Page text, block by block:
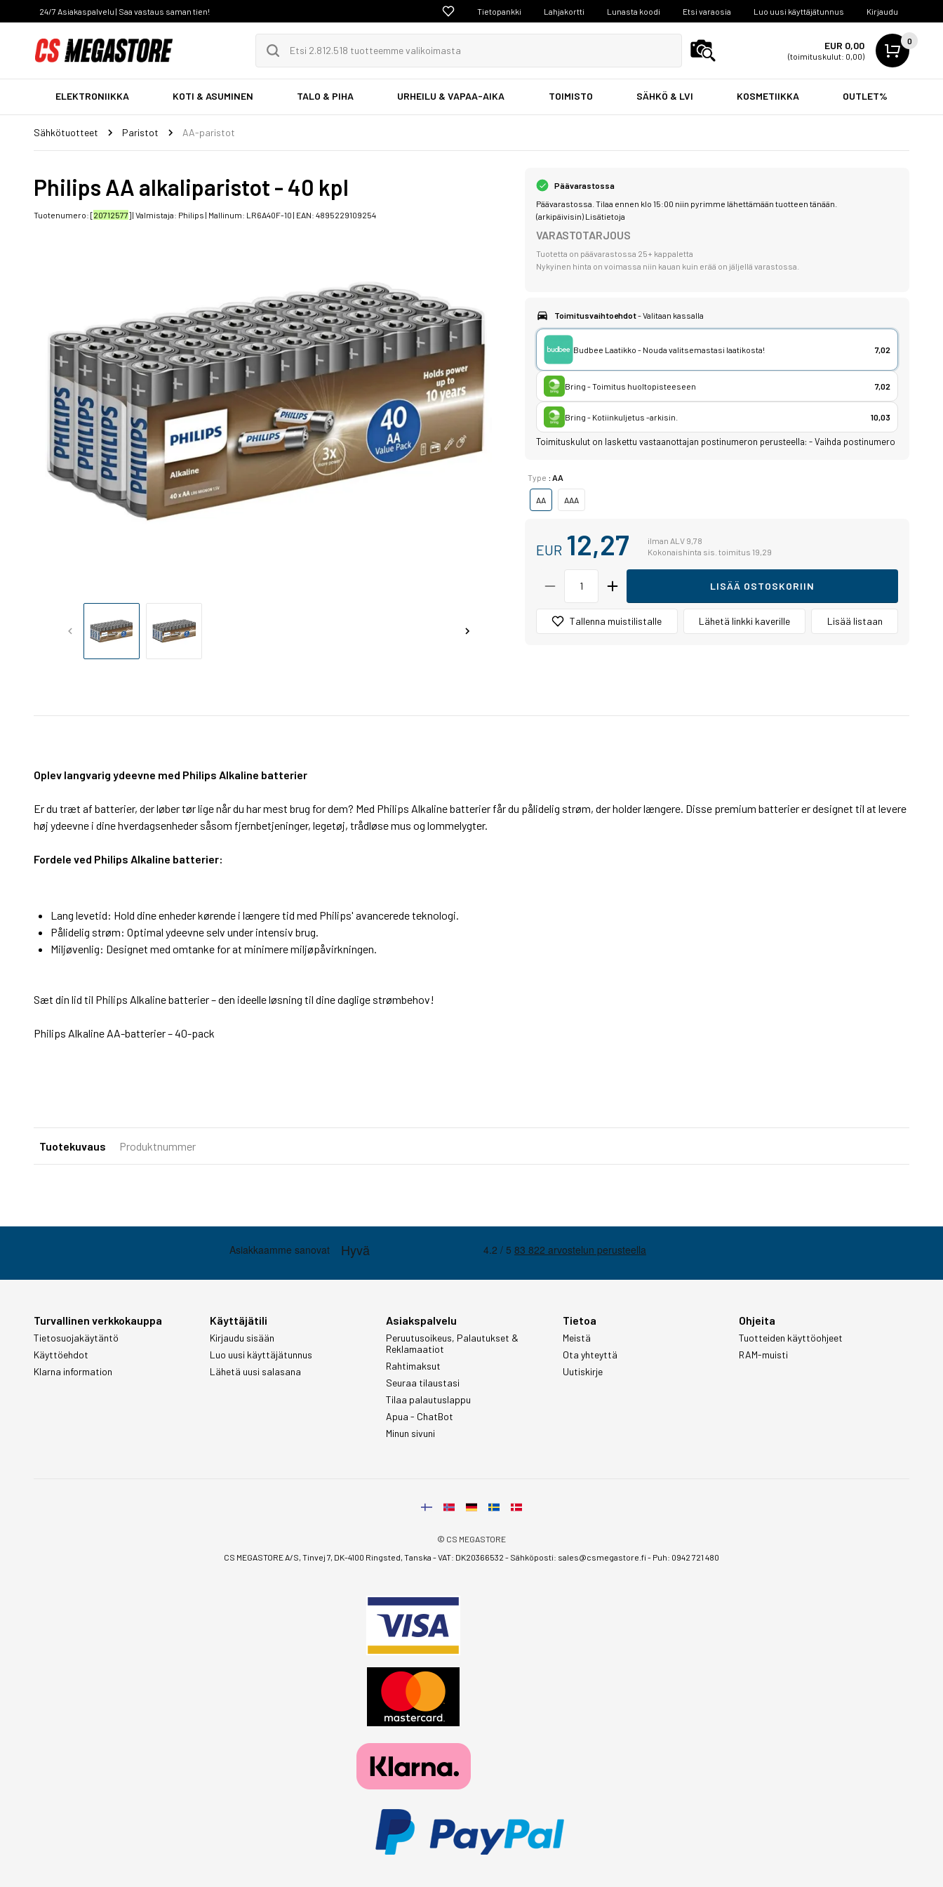
24/7 Asiakaspalvelu | Saa vastaus saman tien! Tietopankki Lahjakortti Lunasta koodi Etsi varaosia Luo uusi käyttäjätunnus Kirjaudu
EUR 0,00
(toimituskulut: 0,00)
0
ELEKTRONIIKKA KOTI & ASUMINEN TALO & PIHA URHEILU & VAPAA-AIKA TOIMISTO SÄHKÖ & LVI KOSMETIIKKA OUTLET%
Sähkötuotteet Paristot AA-paristot
Philips AA alkaliparistot - 40 kpl
Tuotenumero: [20712577] | Valmistaja: Philips | Mallinum: LR6A40F-10 | EAN: 4895229109254
Päävarastossa
Päävarastossa. Tilaa ennen klo 15:00 niin pyrimme lähettämään tuotteen tänään.
(arkipäivisin) Lisätietoja
VARASTOTARJOUS
Tuotetta on päävarastossa 25+ kappaletta
Nykyinen hinta on voimassa niin kauan kuin erää on jäljellä varastossa.
Toimitusvaihtoehdot- Valitaan kassalla
Budbee Laatikko - Nouda valitsemastasi laatikosta! 7,02
Bring - Toimitus huoltopisteeseen 7,02
Bring - Kotiinkuljetus -arkisin. 10,03
Toimituskulut on laskettu vastaanottajan postinumeron perusteella: -Vaihda postinumero
Type : AA
AA AAA
EUR 12,27
ilman ALV 9,78
Kokonaishinta sis. toimitus 19,29
LISÄÄ OSTOSKORIIN
Tallenna muistilistalle Lähetä linkki kaverille Lisää listaan
Oplev langvarig ydeevne med Philips Alkaline batterier
Er du træt af batterier, der løber tør lige når du har mest brug for dem? Med Philips Alkaline batterier får du pålidelig strøm, der holder længere. Disse premium batterier er designet til at levere
høj ydeevne i dine hverdagsenheder såsom fjernbetjeninger, legetøj, trådløse mus og lommelygter.
Fordele ved Philips Alkaline batterier:
Lang levetid: Hold dine enheder kørende i længere tid med Philips' avancerede teknologi.
Pålidelig strøm: Optimal ydeevne selv under intensiv brug.
Miljøvenlig: Designet med omtanke for at minimere miljøpåvirkningen.
Sæt din lid til Philips Alkaline batterier – den ideelle løsning til dine daglige strømbehov!
Philips Alkaline AA-batterier – 40-pack
Tuotekuvaus Produktnummer
Turvallinen verkkokauppa
Tietosuojakäytäntö
Käyttöehdot
Klarna information
Käyttäjätili
Kirjaudu sisään
Luo uusi käyttäjätunnus
Lähetä uusi salasana
Asiakspalvelu
Peruutusoikeus, Palautukset &
Reklamaatiot
Rahtimaksut
Seuraa tilaustasi
Tilaa palautuslappu
Apua - ChatBot
Minun sivuni
Tietoa
Meistä
Ota yhteyttä
Uutiskirje
Ohjeita
Tuotteiden käyttöohjeet
RAM-muisti
© CS MEGASTORE
CS MEGASTORE A/S, Tinvej 7, DK-4100 Ringsted, Tanska - VAT: DK20366532 - Sähköposti: sales@csmegastore.fi- Puh: 0942 721 480